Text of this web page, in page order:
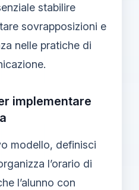
stabilire
sovrapposizioni e
nelle pratiche di
implementare
modello, definisci
l’orario di
l’alunno con